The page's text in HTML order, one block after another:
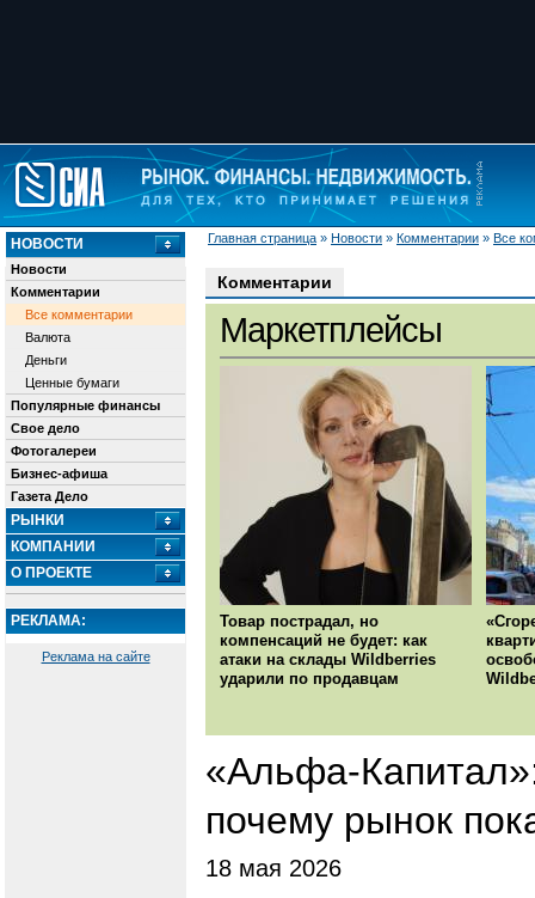
Главная страница » Новости » Комментарии » Все
НОВОСТИ
Новости
Комментарии
Все комментарии
Валюта
Деньги
Ценные бумаги
Популярные финансы
Свое дело
Фотогалереи
Бизнес-афиша
Газета Дело
РЫНКИ
КОМПАНИИ
О ПРОЕКТЕ
РЕКЛАМА:
Реклама на сайте
Комментарии
Маркетплейсы
Товар пострадал, но
компенсаций не будет: как
атаки на склады Wildberries
ударили по продавцам
«Альфа-
почему рынок
18 мая 2026